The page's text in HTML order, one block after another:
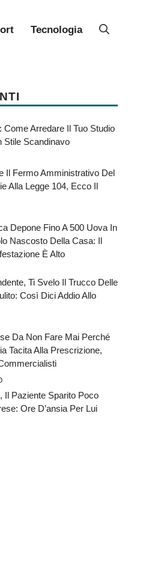
Tecnologia
Come Arredare Il Tuo Studio
Stile Scandinavo
Il Fermo Amministrativo Del
Alla Legge 104, Ecco Il
Depone Fino A 500 Uova In
Nascosto Della Casa: Il
È Alto
Ti Svelo Il Trucco Delle
Così Dici Addio Allo
Da Non Fare Mai Perché
Tacita Alla Prescrizione,
Il Paziente Sparito Poco
Ore D’ansia Per Lui